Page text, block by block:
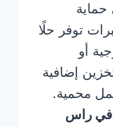
توفر حلًا
أو
إضافية
محمية.
في راس